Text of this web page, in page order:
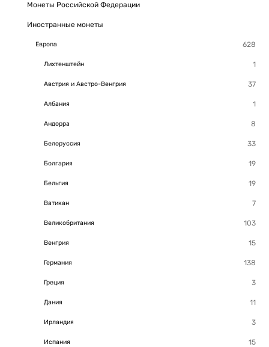
Монеты Российской Федерации
Иностранные монеты
Европа
Лихтенштейн
Австрия и Австро-Венгрия
Албания
Андорра
Белоруссия
Болгария
Бельгия
Ватикан
Великобритания
Венгрия
Германия
Греция
Дания
Ирландия
Испания